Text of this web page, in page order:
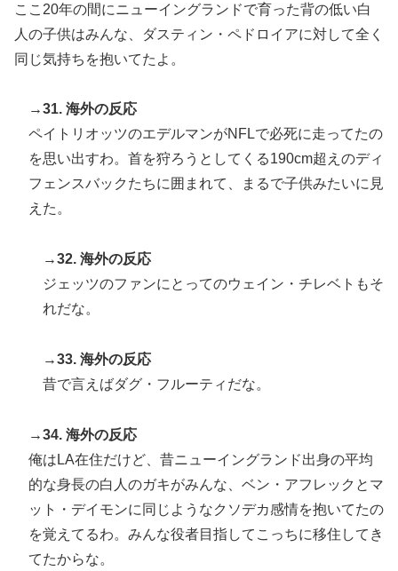
ここ20年の間にニューイングランドで育った背の低い白
人の子供はみんな、ダスティン・ペドロイアに対して全く
同じ気持ちを抱いてたよ。
→31. 海外の反応
ペイトリオッツのエデルマンがNFLで必死に走ってたの
を思い出すわ。首を狩ろうとしてくる190cm超えのディ
フェンスバックたちに囲まれて、まるで子供みたいに見
えた。
→32. 海外の反応
ジェッツのファンにとってのウェイン・チレベトもそ
れだな。
→33. 海外の反応
昔で言えばダグ・フルーティだな。
→34. 海外の反応
俺はLA在住だけど、昔ニューイングランド出身の平均
的な身長の白人のガキがみんな、ベン・アフレックとマ
ット・デイモンに同じようなクソデカ感情を抱いてたの
を覚えてるわ。みんな役者目指してこっちに移住してき
てたからな。